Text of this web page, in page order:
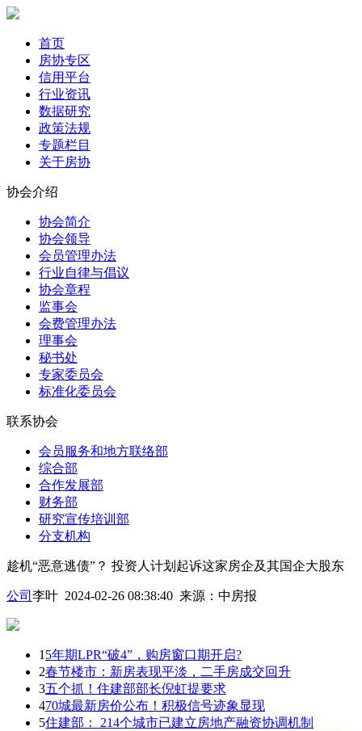
首页
房协专区
信用平台
行业资讯
数据研究
政策法规
专题栏目
关于房协
协会介绍
协会简介
协会领导
会员管理办法
行业自律与倡议
协会章程
监事会
会费管理办法
理事会
秘书处
专家委员会
标准化委员会
联系协会
会员服务和地方联络部
综合部
合作发展部
财务部
研究宣传培训部
分支机构
趁机“恶意逃债”？ 投资人计划起诉这家房企及其国企大股东
公司 李叶 2024-02-26 08:38:40 来源： 中房报
1 5年期LPR“破4”，购房窗口期开启?
2春节楼市：新房表现平淡，二手房成交回升
3五个抓！住建部部长倪虹提要求
470城最新房价公布！积极信号迹象显现
5住建部： 214个城市已建立房地产融资协调机制